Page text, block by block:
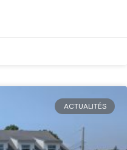
ACTUALITÉS